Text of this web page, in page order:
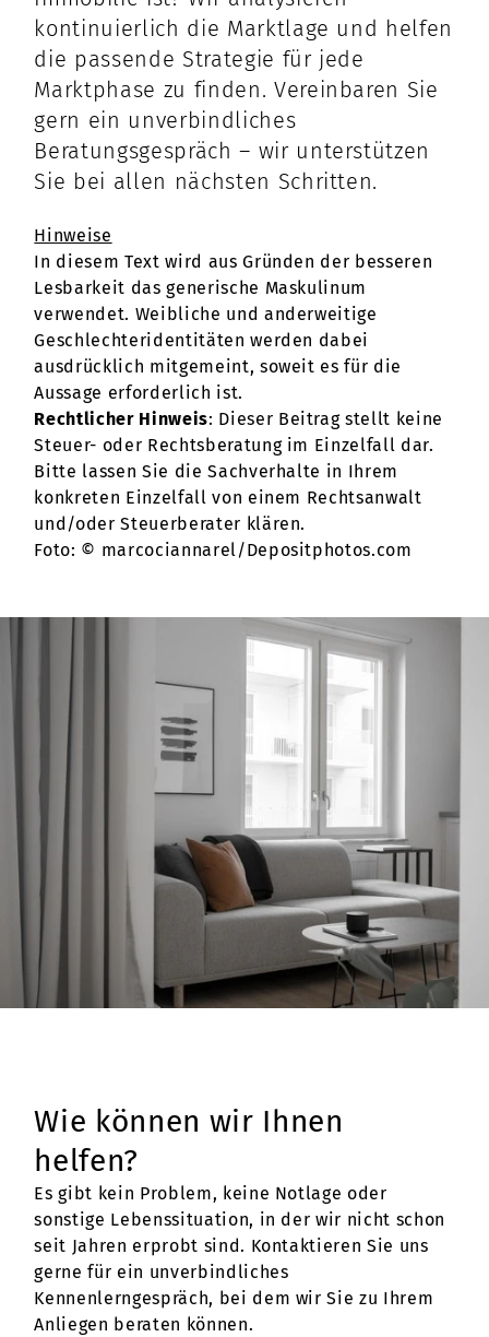
kontinuierlich die Marktlage und helfen
die passende Strategie für jede
Marktphase zu finden. Vereinbaren Sie
gern ein unverbindliches
Beratungsgespräch – wir unterstützen
Sie bei allen nächsten Schritten.
Hinweise
In diesem Text wird aus Gründen der besseren
Lesbarkeit das generische Maskulinum
verwendet. Weibliche und anderweitige
Geschlechteridentitäten werden dabei
ausdrücklich mitgemeint, soweit es für die
Aussage erforderlich ist.
Rechtlicher Hinweis: Dieser Beitrag stellt keine
Steuer- oder Rechtsberatung im Einzelfall dar.
Bitte lassen Sie die Sachverhalte in Ihrem
konkreten Einzelfall von einem Rechtsanwalt
und/oder Steuerberater klären.
Foto: © marcociannarel/Depositphotos.com
Wie können wir Ihnen
helfen?
Es gibt kein Problem, keine Notlage oder
sonstige Lebenssituation, in der wir nicht schon
seit Jahren erprobt sind. Kontaktieren Sie uns
gerne für ein unverbindliches
Kennenlerngespräch, bei dem wir Sie zu Ihrem
Anliegen beraten können.